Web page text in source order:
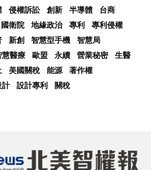
侵權訴訟 創新 半導體
台商
國衛院 地緣政治 專利
專利侵權
新創 智慧型手機
智慧局
慧醫療 歐盟 永續 營業秘密
生醫
美國關稅 能源
著作權
計 設計專利 關稅